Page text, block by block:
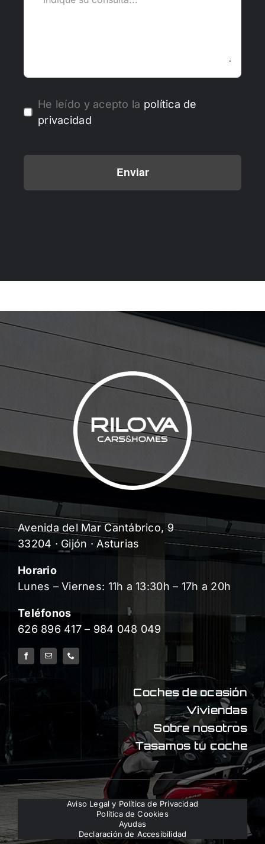
He leído y acepto la política de
privacidad
Enviar
Avenida del Mar Cantábrico, 9
33204 · Gijón · Asturias
Horario
Lunes – Viernes: 11h a 13:30h – 17h a 20h
Teléfonos
626 896 417– 984 048 049
Coches de ocasión
Viviendas
Sobre nosotros
Tasamos tu coche
Aviso Legal y Política de Privacidad
Política de Cookies
Ayudas
Declaración de Accesibilidad